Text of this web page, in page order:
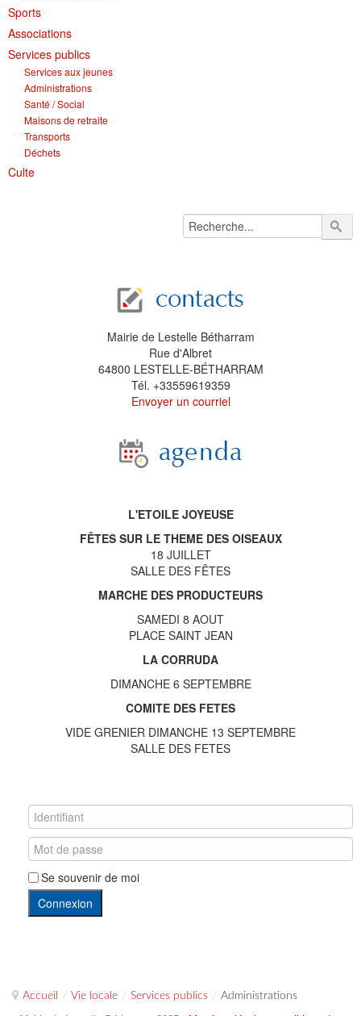
Sports
Associations
Services publics
Services aux jeunes
Administrations
Santé / Social
Maisons de retraite
Transports
Déchets
Culte
Mairie de Lestelle Bétharram
Rue d'Albret
64800 LESTELLE-BÉTHARRAM
Tél. +33559619359
Envoyer un courriel
L'ETOILE JOYEUSE
FÊTES SUR LE THEME DES OISEAUX
18 JUILLET
SALLE DES FÊTES
MARCHE DES PRODUCTEURS
SAMEDI 8 AOUT
PLACE SAINT JEAN
LA CORRUDA
DIMANCHE 6 SEPTEMBRE
COMITE DES FETES
VIDE GRENIER DIMANCHE 13 SEPTEMBRE
SALLE DES FETES
Se souvenir de moi
Connexion
Accueil / Vie locale / Services publics / Administrations